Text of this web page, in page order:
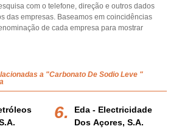
com o telefone, direção e outros dados
das empresas. Baseamos em coincidências
de cada empresa para mostrar
a "Carbonato De Sodio Leve "
Eda - Electricidade
Dos Açores, S.a.